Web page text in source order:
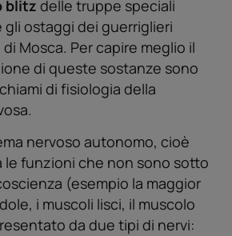
blitz delle truppe speciali
gli ostaggi dei guerriglieri
Mosca. Per capire meglio il
di queste sostanze sono
di fisiologia della
nervoso autonomo, cioè
le funzioni che non sono sotto
(esempio la maggior
i muscoli lisci, il muscolo
da due tipi di nervi: